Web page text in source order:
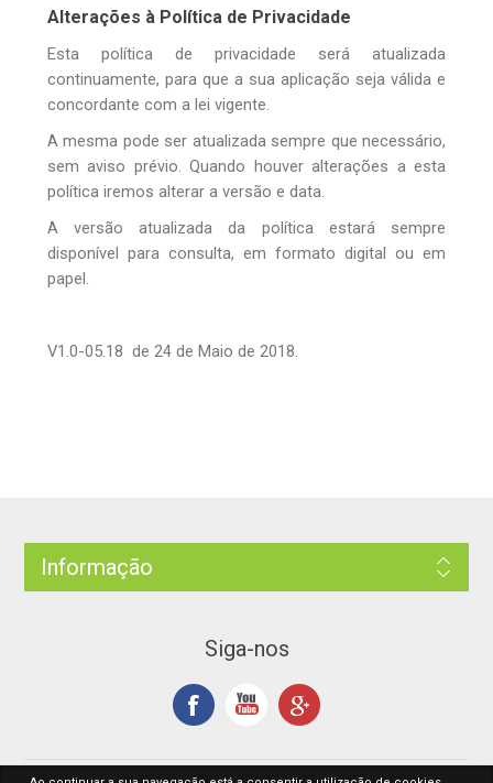
Alterações à Política de Privacidade
Esta política de privacidade será atualizada
continuamente, para que a sua aplicação seja válida e
concordante com a lei vigente.
A mesma pode ser atualizada sempre que necessário,
sem aviso prévio. Quando houver alterações a esta
política iremos alterar a versão e data.
A versão atualizada da política estará sempre
disponível para consulta, em formato digital ou em
papel.
V1.0-05.18 de 24 de Maio de 2018.
Informação
Siga-nos